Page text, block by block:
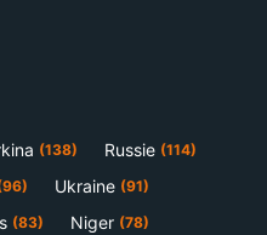
(138) Russie (114)
Ukraine (91)
(83) Niger (78)